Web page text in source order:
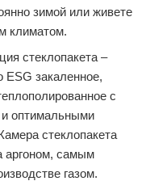
зимой или живете
климатом.
стеклопакета –
ESG закаленное,
с
и оптимальными
стеклопакета
аргоном, самым
газом.